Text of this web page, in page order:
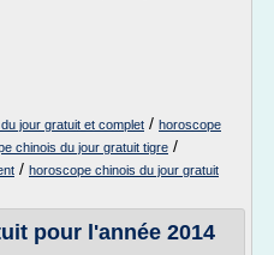
jour gratuit et complet / horoscope
chinois du jour gratuit tigre /
/ horoscope chinois du jour gratuit
pour l'année 2014